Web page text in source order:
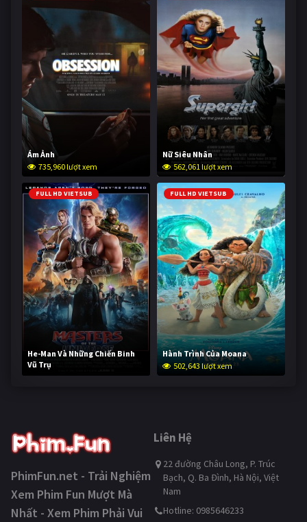
Ám Ảnh
735,960 lượt xem
Nữ Siêu Nhân
562,061 lượt xem
FULL HD VIETSUB
He-Man Và Những Chiến Binh
Vũ Trụ
252,541 lượt xem
FULL HD VIETSUB
Hành Trình Của Moana
502,643 lượt xem
PhimFun.net - Trải Nghiệm
Xem Phim Fun Mượt Mà
Nhất - Xem Phim Phải Vui
Liên Hệ
22 đường Châu Long, P. Trúc
Bạch, Q. Ba Đình, Hà Nội, Việt
Nam
Hotline: 0985646233